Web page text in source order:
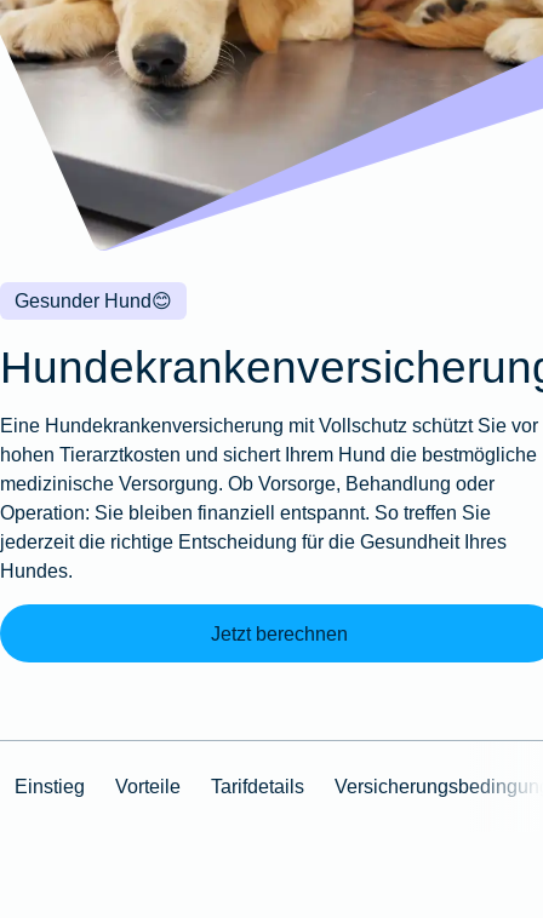
Wohnungsschutzbrief
Zur
Produktübersicht
Gewässerschadenhaftpflicht
Produktübersicht
Zur
Produktübersicht
Reisehaftpflichtversicherung
Reiserücktrittsversicherung
Produktübersicht
Zur
Produktübersicht
Zur
Produktübersicht
Zur
Produktübersicht
Montageversicherung
Produktübersicht
Gruppenunfall für
Betriebe
Vereine
Zur
Kunstversicherung
Ausstellungsversicherung
Valorenversicherung
Oldtimersammlungsversicherung
Zur
Produktübersicht
😊
Gesunder Hund
Eine Hundekrankenversicherung mit Vollschutz schützt Sie vor
hohen Tierarztkosten und sichert Ihrem Hund die bestmögliche
medizinische Versorgung. Ob Vorsorge, Behandlung oder
Operation: Sie bleiben finanziell entspannt. So treffen Sie
jederzeit die richtige Entscheidung für die Gesundheit Ihres
Hundes.
Jetzt berechnen
Einstieg Vorteile Tarifdetails